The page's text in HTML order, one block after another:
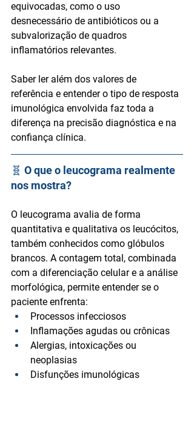
equivocadas, como o uso
desnecessário de antibióticos ou a
subvalorização de quadros
inflamatórios relevantes.
Saber ler além dos valores de
referência e entender o tipo de resposta
imunológica envolvida faz toda a
diferença na precisão diagnóstica e na
confiança clínica.
🧬 O que o leucograma realmente
nos mostra?
O leucograma avalia de forma
quantitativa e qualitativa os leucócitos,
também conhecidos como glóbulos
brancos. A contagem total, combinada
com a diferenciação celular e a análise
morfológica, permite entender se o
paciente enfrenta:
Processos infecciosos
Inflamações agudas ou crônicas
Alergias, intoxicações ou
neoplasias
Disfunções imunológicas